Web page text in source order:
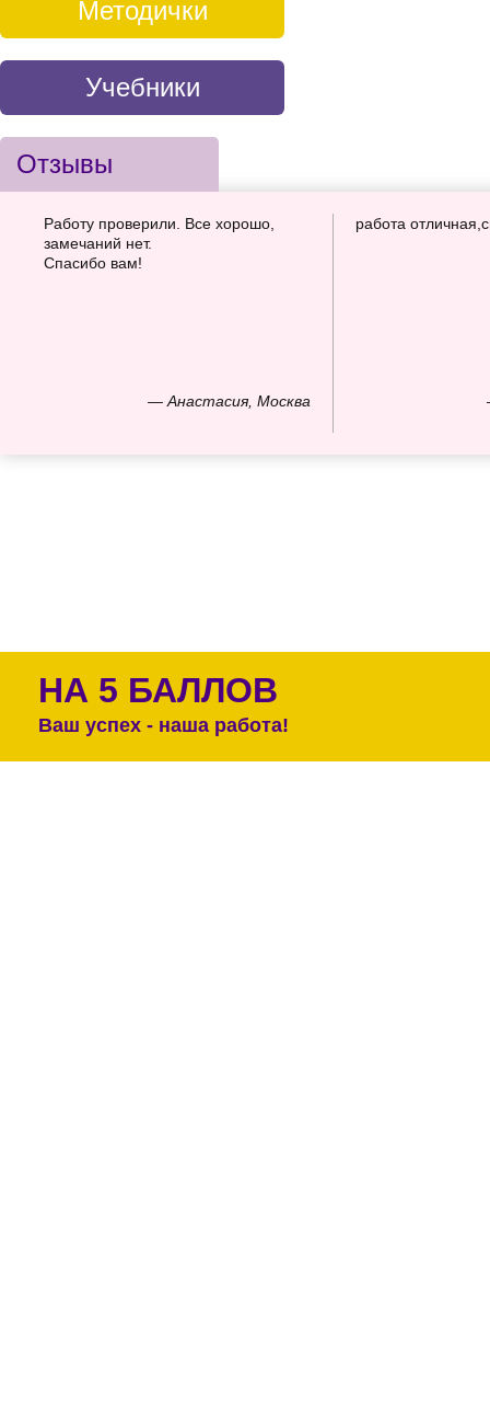
Методички
Учебники
Отзывы
— Анастасия, Москва
Работу проверили. Все хорошо,
замечаний нет.
Спасибо вам!
работа
НА 5 БАЛЛОВ
Ваш успех - наша работа!